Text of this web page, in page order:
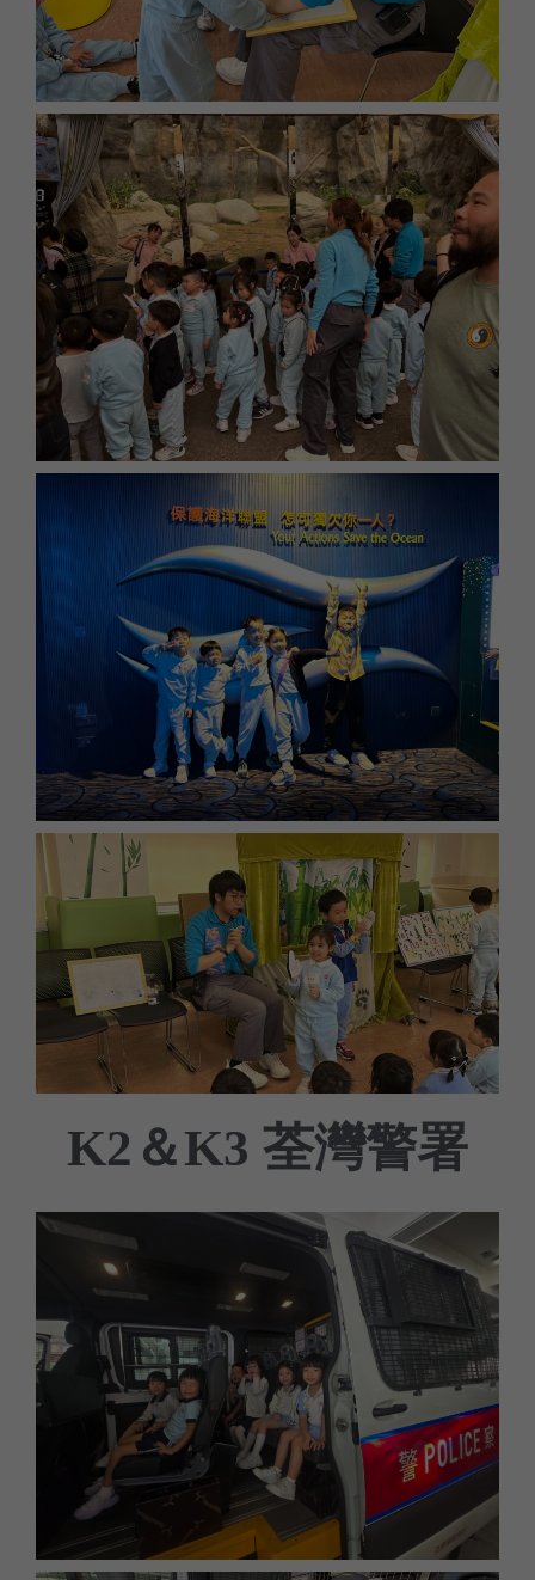
K2＆K3 荃灣警署